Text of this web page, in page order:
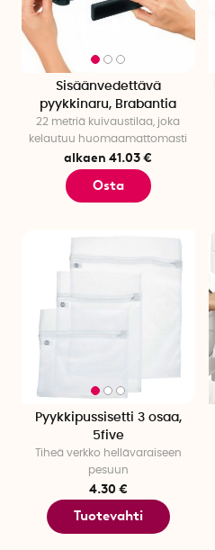
Sisäänvedettävä
pyykkinaru, Brabantia
22 metriä kuivaustilaa, joka
kelautuu huomaamattomasti
alkaen 41.03 €
Osta
Pyykkipussisetti 3 osaa,
5five
Tiheä verkko hellävaraiseen
pesuun
4.30 €
Tuotevahti